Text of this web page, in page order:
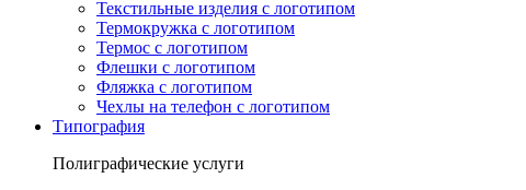
Текстильные изделия с логотипом
Термокружка с логотипом
Термос с логотипом
Флешки с логотипом
Фляжка с логотипом
Чехлы на телефон с логотипом
Типография
Полиграфические услуги